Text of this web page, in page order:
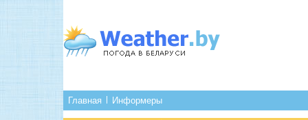
Главная Информеры